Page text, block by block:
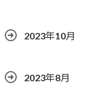
2023年10月
2023年8月